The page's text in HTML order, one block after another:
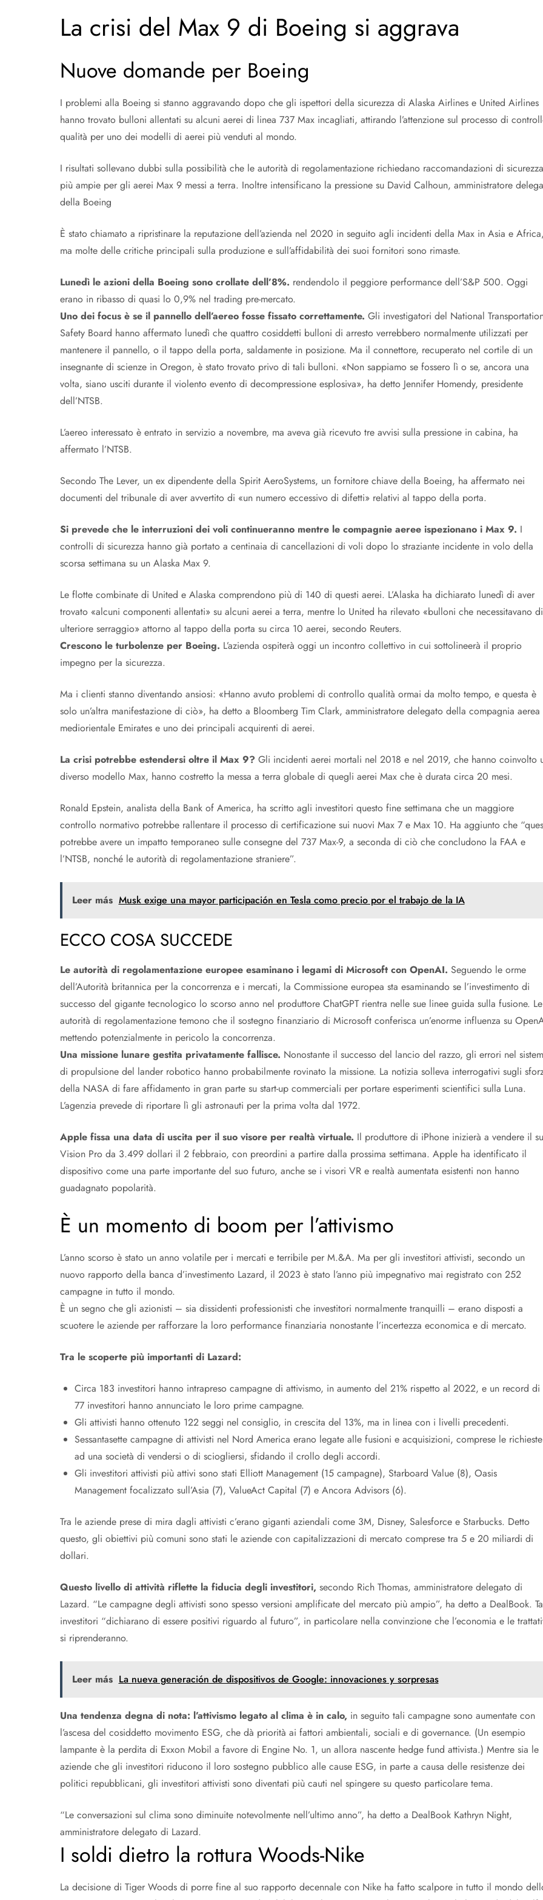
La crisi del Max 9 di Boeing si aggrava
Nuove domande per Boeing
I problemi alla Boeing si stanno aggravando dopo che gli ispettori della sicurezza di Alaska Airlines e United Airlines
hanno trovato bulloni allentati su alcuni aerei di linea 737 Max incagliati, attirando l’attenzione sul processo di
qualità per uno dei modelli di aerei più venduti al mondo.
I risultati sollevano dubbi sulla possibilità che le autorità di regolamentazione richiedano raccomandazioni di sicurezza
più ampie per gli aerei Max 9 messi a terra. Inoltre intensificano la pressione su David Calhoun, amministratore
della Boeing
È stato chiamato a ripristinare la reputazione dell’azienda nel 2020 in seguito agli incidenti della Max in Asia e
ma molte delle critiche principali sulla produzione e sull’affidabilità dei suoi fornitori sono rimaste.
Lunedì le azioni della Boeing sono crollate dell’8%. rendendolo il peggiore performance dell’S&P 500. Oggi
erano in ribasso di quasi lo 0,9% nel trading pre-mercato.
Uno dei focus è se il pannello dell’aereo fosse fissato correttamente. Gli investigatori del National
Safety Board hanno affermato lunedì che quattro cosiddetti bulloni di arresto verrebbero normalmente utilizzati per
mantenere il pannello, o il tappo della porta, saldamente in posizione. Ma il connettore, recuperato nel cortile di un
insegnante di scienze in Oregon, è stato trovato privo di tali bulloni. «Non sappiamo se fossero lì o se, ancora una
volta, siano usciti durante il violento evento di decompressione esplosiva», ha detto Jennifer Homendy, presidente
dell’NTSB.
L’aereo interessato è entrato in servizio a novembre, ma aveva già ricevuto tre avvisi sulla pressione in cabina, ha
affermato l’NTSB.
Secondo The Lever, un ex dipendente della Spirit AeroSystems, un fornitore chiave della Boeing, ha affermato nei
documenti del tribunale di aver avvertito di «un numero eccessivo di difetti» relativi al tappo della porta.
Si prevede che le interruzioni dei voli continueranno mentre le compagnie aeree ispezionano i Max 9. I
controlli di sicurezza hanno già portato a centinaia di cancellazioni di voli dopo lo straziante incidente in volo della
scorsa settimana su un Alaska Max 9.
Le flotte combinate di United e Alaska comprendono più di 140 di questi aerei. L’Alaska ha dichiarato lunedì di aver
trovato «alcuni componenti allentati» su alcuni aerei a terra, mentre lo United ha rilevato «bulloni che necessitavano di
ulteriore serraggio» attorno al tappo della porta su circa 10 aerei, secondo Reuters.
Crescono le turbolenze per Boeing. L’azienda ospiterà oggi un incontro collettivo in cui sottolineerà il proprio
impegno per la sicurezza.
Ma i clienti stanno diventando ansiosi: «Hanno avuto problemi di controllo qualità ormai da molto tempo, e questa è
solo un’altra manifestazione di ciò», ha detto a Bloomberg Tim Clark, amministratore delegato della compagnia aerea
mediorientale Emirates e uno dei principali acquirenti di aerei.
La crisi potrebbe estendersi oltre il Max 9? Gli incidenti aerei mortali nel 2018 e nel 2019, che hanno coinvolto
diverso modello Max, hanno costretto la messa a terra globale di quegli aerei Max che è durata circa 20 mesi.
Ronald Epstein, analista della Bank of America, ha scritto agli investitori questo fine settimana che un maggiore
controllo normativo potrebbe rallentare il processo di certificazione sui nuovi Max 7 e Max 10. Ha aggiunto che
potrebbe avere un impatto temporaneo sulle consegne del 737 Max-9, a seconda di ciò che concludono la FAA e
l’NTSB, nonché le autorità di regolamentazione straniere”.
Leer más Musk exige una mayor participación en Tesla como precio por el trabajo de la IA
ECCO COSA SUCCEDE
Le autorità di regolamentazione europee esaminano i legami di Microsoft con OpenAI. Seguendo le orme
dell’Autorità britannica per la concorrenza e i mercati, la Commissione europea sta esaminando se l’investimento di
successo del gigante tecnologico lo scorso anno nel produttore ChatGPT rientra nelle sue linee guida sulla fusione. Le
autorità di regolamentazione temono che il sostegno finanziario di Microsoft conferisca un’enorme influenza su
mettendo potenzialmente in pericolo la concorrenza.
Una missione lunare gestita privatamente fallisce. Nonostante il successo del lancio del razzo, gli errori nel
di propulsione del lander robotico hanno probabilmente rovinato la missione. La notizia solleva interrogativi sugli
della NASA di fare affidamento in gran parte su start-up commerciali per portare esperimenti scientifici sulla Luna.
L’agenzia prevede di riportare lì gli astronauti per la prima volta dal 1972.
Apple fissa una data di uscita per il suo visore per realtà virtuale. Il produttore di iPhone inizierà a vendere il
Vision Pro da 3.499 dollari il 2 febbraio, con preordini a partire dalla prossima settimana. Apple ha identificato il
dispositivo come una parte importante del suo futuro, anche se i visori VR e realtà aumentata esistenti non hanno
guadagnato popolarità.
È un momento di boom per l’attivismo
L’anno scorso è stato un anno volatile per i mercati e terribile per M.&A. Ma per gli investitori attivisti, secondo un
nuovo rapporto della banca d’investimento Lazard, il 2023 è stato l’anno più impegnativo mai registrato con 252
campagne in tutto il mondo.
È un segno che gli azionisti – sia dissidenti professionisti che investitori normalmente tranquilli – erano disposti a
scuotere le aziende per rafforzare la loro performance finanziaria nonostante l’incertezza economica e di mercato.
Tra le scoperte più importanti di Lazard:
Circa 183 investitori hanno intrapreso campagne di attivismo, in aumento del 21% rispetto al 2022, e un record di
77 investitori hanno annunciato le loro prime campagne.
Gli attivisti hanno ottenuto 122 seggi nel consiglio, in crescita del 13%, ma in linea con i livelli precedenti.
Sessantasette campagne di attivisti nel Nord America erano legate alle fusioni e acquisizioni, comprese le richieste
ad una società di vendersi o di sciogliersi, sfidando il crollo degli accordi.
Gli investitori attivisti più attivi sono stati Elliott Management (15 campagne), Starboard Value (8), Oasis
Management focalizzato sull’Asia (7), ValueAct Capital (7) e Ancora Advisors (6).
Tra le aziende prese di mira dagli attivisti c’erano giganti aziendali come 3M, Disney, Salesforce e Starbucks. Detto
questo, gli obiettivi più comuni sono stati le aziende con capitalizzazioni di mercato comprese tra 5 e 20 miliardi di
dollari.
Questo livello di attività riflette la fiducia degli investitori, secondo Rich Thomas, amministratore delegato di
Lazard. “Le campagne degli attivisti sono spesso versioni amplificate del mercato più ampio”, ha detto a DealBook.
investitori “dichiarano di essere positivi riguardo al futuro”, in particolare nella convinzione che l’economia e le
si riprenderanno.
Leer más La nueva generación de dispositivos de Google: innovaciones y sorpresas
Una tendenza degna di nota: l’attivismo legato al clima è in calo, in seguito tali campagne sono aumentate con
l’ascesa del cosiddetto movimento ESG, che dà priorità ai fattori ambientali, sociali e di governance. (Un esempio
lampante è la perdita di Exxon Mobil a favore di Engine No. 1, un allora nascente hedge fund attivista.) Mentre sia le
aziende che gli investitori riducono il loro sostegno pubblico alle cause ESG, in parte a causa delle resistenze dei
politici repubblicani, gli investitori attivisti sono diventati più cauti nel spingere su questo particolare tema.
“Le conversazioni sul clima sono diminuite notevolmente nell’ultimo anno”, ha detto a DealBook Kathryn Night,
amministratore delegato di Lazard.
I soldi dietro la rottura Woods-Nike
La decisione di Tiger Woods di porre fine al suo rapporto decennale con Nike ha fatto scalpore in tutto il mondo